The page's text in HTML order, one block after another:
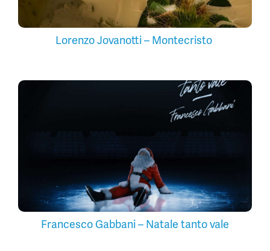
Lorenzo Jovanotti – Montecristo
Francesco Gabbani – Natale tanto vale